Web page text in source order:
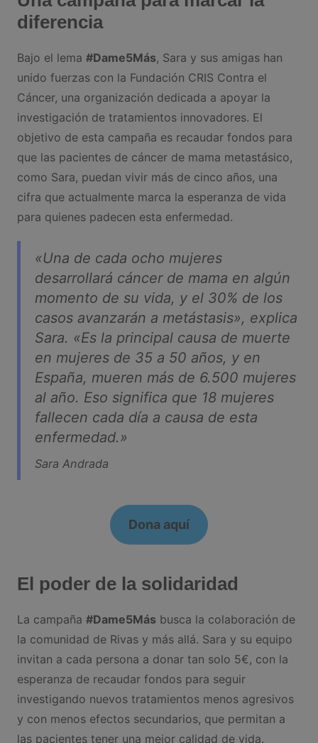
diferencia
Bajo el lema #Dame5Más, Sara y sus amigas han
unido fuerzas con la Fundación CRIS Contra el
Cáncer, una organización dedicada a apoyar la
investigación de tratamientos innovadores. El
objetivo de esta campaña es recaudar fondos para
que las pacientes de cáncer de mama metastásico,
como Sara, puedan vivir más de cinco años, una
cifra que actualmente marca la esperanza de vida
para quienes padecen esta enfermedad.
«Una de cada ocho mujeres
desarrollará cáncer de mama en algún
momento de su vida, y el 30% de los
casos avanzarán a metástasis», explica
Sara. «Es la principal causa de muerte
en mujeres de 35 a 50 años, y en
España, mueren más de 6.500 mujeres
al año. Eso significa que 18 mujeres
fallecen cada día a causa de esta
enfermedad.»
Sara Andrada
Dona aquí
El poder de la solidaridad
La campaña #Dame5Másbusca la colaboración de
la comunidad de Rivas y más allá. Sara y su equipo
invitan a cada persona a donar tan solo 5€, con la
esperanza de recaudar fondos para seguir
investigando nuevos tratamientos menos agresivos
y con menos efectos secundarios, que permitan a
las pacientes tener una mejor calidad de vida.